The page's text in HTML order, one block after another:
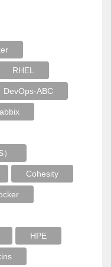
RHEL
DevOps-ABC
Cohesity
HPE